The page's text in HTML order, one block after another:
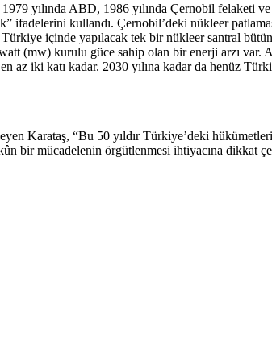
yılında ABD, 1986 yılında Çernobil felaketi ve
ifadelerini kullandı. Çernobil’deki nükleer
içinde yapılacak tek bir nükleer santral
(mw) kurulu güce sahip olan bir enerji arzı var.
az iki katı kadar. 2030 yılına kadar da henüz
Karataş, “Bu 50 yıldır Türkiye’deki
bir mücadelenin örgütlenmesi ihtiyacına dikkat